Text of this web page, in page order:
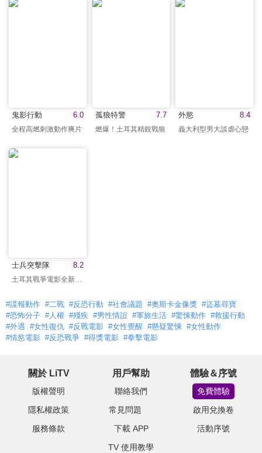
6.0
鬼影行動
全程高燃刺激動作爽片
7.7
孤狼特警
燃爆！土耳其精銳戰狼
8.4
外慾
義大利型男大談虐心戀
8.2
士兵突擊隊
土耳其戰爭電影全新高度
#諜報動作 #二戰 #反恐行動 #社會議題 #奧斯卡金像獎 #盜墓尋寶
#恐怖分子 #人權 #殘疾 #男性情誼 #軍旅生活 #驚悚動作 #救援行動
#外遇 #女性復仇 #反戰電影 #女性覺醒 #懸疑驚悚 #女性動作
#情慾電影 #反恐戰爭 #得獎電影 #拳擊電影
關於 LiTV
版權聲明
隱私權政策
服務條款
用戶幫助
聯絡我們
常見問題
下載 APP
TV 使用教學
體驗＆序號
免費體驗
啟用兌換卷
活動序號